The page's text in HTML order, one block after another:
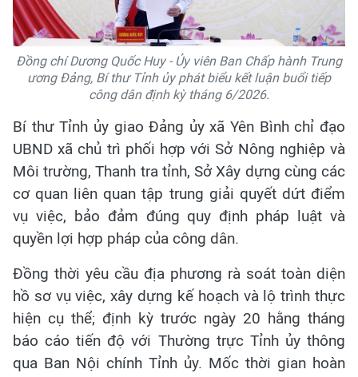
Đồng chí Dương Quốc Huy - Ủy viên Ban Chấp hành Trung
ương Đảng, Bí thư Tỉnh ủy phát biểu kết luận buổi tiếp
công dân định kỳ tháng 6/2026.
Bí thư Tỉnh ủy giao Đảng ủy xã Yên Bình chỉ đạo
UBND xã chủ trì phối hợp với Sở Nông nghiệp và
Môi trường, Thanh tra tỉnh, Sở Xây dựng cùng các
cơ quan liên quan tập trung giải quyết dứt điểm
vụ việc, bảo đảm đúng quy định pháp luật và
quyền lợi hợp pháp của công dân.
Đồng thời yêu cầu địa phương rà soát toàn diện
hồ sơ vụ việc, xây dựng kế hoạch và lộ trình thực
hiện cụ thể; định kỳ trước ngày 20 hằng tháng
báo cáo tiến độ với Thường trực Tỉnh ủy thông
qua Ban Nội chính Tỉnh ủy. Mốc thời gian hoàn